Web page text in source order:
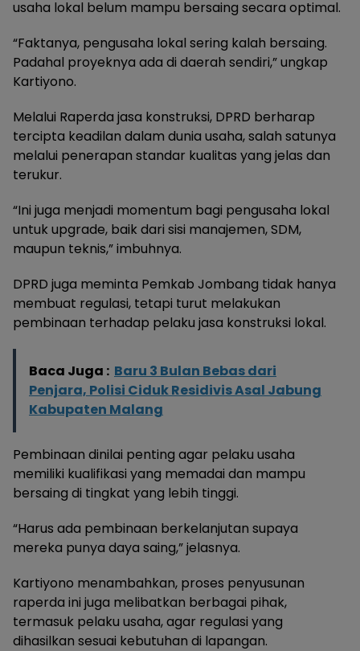
usaha lokal belum mampu bersaing secara optimal.
“Faktanya, pengusaha lokal sering kalah bersaing.
Padahal proyeknya ada di daerah sendiri,” ungkap
Kartiyono.
Melalui Raperda jasa konstruksi, DPRD berharap
tercipta keadilan dalam dunia usaha, salah satunya
melalui penerapan standar kualitas yang jelas dan
terukur.
“Ini juga menjadi momentum bagi pengusaha lokal
untuk upgrade, baik dari sisi manajemen, SDM,
maupun teknis,” imbuhnya.
DPRD juga meminta Pemkab Jombang tidak hanya
membuat regulasi, tetapi turut melakukan
pembinaan terhadap pelaku jasa konstruksi lokal.
Baca Juga : Baru 3 Bulan Bebas dari
Penjara, Polisi Ciduk Residivis Asal Jabung
Kabupaten Malang
Pembinaan dinilai penting agar pelaku usaha
memiliki kualifikasi yang memadai dan mampu
bersaing di tingkat yang lebih tinggi.
“Harus ada pembinaan berkelanjutan supaya
mereka punya daya saing,” jelasnya.
Kartiyono menambahkan, proses penyusunan
raperda ini juga melibatkan berbagai pihak,
termasuk pelaku usaha, agar regulasi yang
dihasilkan sesuai kebutuhan di lapangan.